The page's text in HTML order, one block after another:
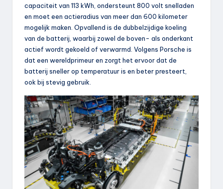
capaciteit van 113 kWh, ondersteunt 800 volt snelladen
en moet een actieradius van meer dan 600 kilometer
mogelijk maken. Opvallend is de dubbelzijdige koeling
van de batterij, waarbij zowel de boven- als onderkant
actief wordt gekoeld of verwarmd. Volgens Porsche is
dat een wereldprimeur en zorgt het ervoor dat de
batterij sneller op temperatuur is en beter presteert,
ook bij stevig gebruik.